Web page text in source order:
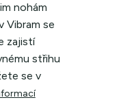
nohám
Vibram se
zajistí
střihu
se v